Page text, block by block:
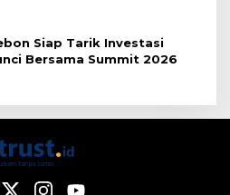
Siap Tarik Investasi
Bersama Summit 2026